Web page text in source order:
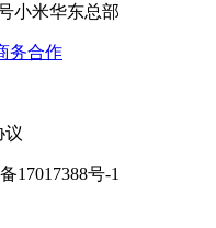
小米华东总部
务合作
议
17017388号-1